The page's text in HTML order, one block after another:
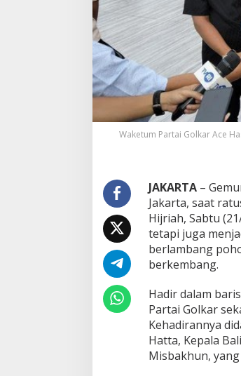
e
H
a
a
n
S
y
a
d
y
T
e
g
a
s
k
n
P
e
r
a
G
Waketum Partai Golkar Ace
JAKARTA–
Jakarta, saat
Hijriah, Sabtu
tetapi juga
berlambang
berkembang.
​Hadir dalam
Partai Golkar
Kehadirannya
Hatta, Kepala
Misbakhun,